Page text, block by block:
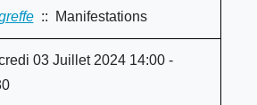
:: Manifestations
03 Juillet 2024 14:00 -